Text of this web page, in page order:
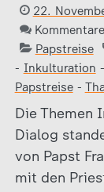
22.
Papstreise
- Inkulturation -
Papstreise-
Die Themen
Dialog
von Papst
mit den